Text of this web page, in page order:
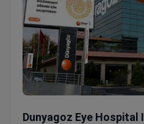
Dunyagoz Eye